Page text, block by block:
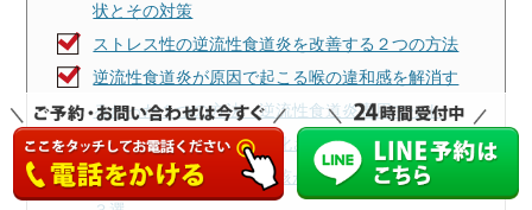
状とその対策
ストレス性の逆流性食道炎を改善する２つの方法
逆流性食道炎が原因で起こる喉の違和感を解消す
るたった１つの方法 逆流性食道炎専用マット
冬場に逆流性食道炎を悪化させる食べ物５選
【逆流性食道炎】食後の咳がつらい場合の対処法